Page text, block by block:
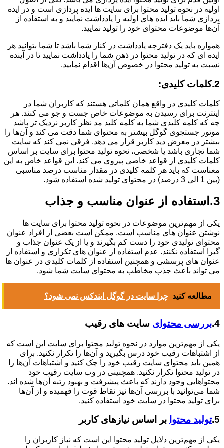
اولیه در نحوه تولید محتوا برای سایت ها ایده پردازی است و در ایده
پردازی شما باید ایده های اولیه را یادداشت نمایید و به استفاده از
آن‌ها موضوعات محتوای خود را تولید نمایید.
همواره باید یک دفترچه یادداشت در کنار شما باشد تا شما بتوانید هر
ایده ای که در تولید محتوا در ذهن شما را یادداشت نمایید تا در آینده
نسبت به تولید محتوا در خصوص آن‌ها اقدام نمایید.
2.کلمات کلیدی:
کلمات کلیدی در واقع همان کلماتی هستند که کاربران شما در
اینترنت برای رسیدن به موضوعات خاص جست و جو می کنند. هر
چه که کلمه کلیدی شما به کلمه کلید مد نظر کاربر نزدیک تر باشد
موتور جستجوی گوگل بیشتر به محتوای شما دقت می کند و آن‌ها را
بیشتر در معرض دید کاربر قرار می دهد. فرقی نمی کند که سایت
شما تجاری باشد یا شخصی، نحوه تولید محتوا برای سایت بر اساس
کلمات کلیدی از قواعد خاصی پیروی می کند. این قواعد خاص به این
معناست که باید هر کلمه کلیدی در مقدار مناسب درصد مناسبی
(بین 1 الی 3 درصد) در محتوای تولید شده استفاده شود.
3.استفاده از عنوان مناسب و جذاب
یکی از مهم‌ترین موضوعات در نحوه تولید محتوا برای سایت ها
نوشتن عنوان های مناسب است. ممکن است بعضی از افراد عنوان
محتوای تولیدی خود را دست کم بگیرند و یا از یک عنوان جذاب و
گیرا استفاده نکنند. عدم استفاده از عنوان های تکراری و استفاده از
عنوان های پرسشی و همچنین استفاده از کلمات کلیدی در عنوان ها
می تواند باعث جذب مخاطب به محتوای سایت شما شود.
مطالعه کنید چرا سایت در گوگل ایندکس نمی شود؟
4. بررسی محتوای سایت های رقیب
یکی از مهم‌ترین موارد در نحوه تولید محتوا برای سایت این است که
از اشتباهات رقیب خود درس بگیرید و آن‌ها را تکرار نکنید. برای
همین باید محتوای سایت رقیب خود را چک کنید و اشتباهات آن‌ها را
در تولید محتوا تکرار نکنید. همچنینی در وب سایت رقیب خود
محتواهایی وجود دارند که باعث پیشرفت و بهبود رتبه آن‌ها شده اند.
شما می‌توانید با بررسی آن‌ها نیز نقاط قوت را فهمیده و از آن‌ها
برای تولید محتوا در سایت خود استفاده کنید.
5. تولید محتوا بر اساس نیازهای کاربر
یکی از مهم‌ترین دلایل تولید محتوا این است که نیاز کاربران را